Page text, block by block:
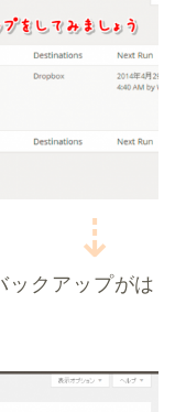
⇣
ックアップがは